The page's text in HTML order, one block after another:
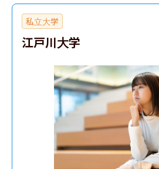
私立大学
江戸川大学